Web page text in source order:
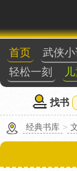
首页 武侠
轻松一刻
找书
经典书库 >